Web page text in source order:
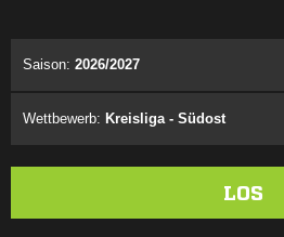
Saison: 2026/2027
Wettbewerb: Kreisliga - Südost
LOS